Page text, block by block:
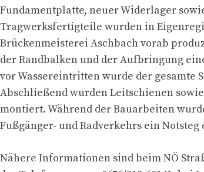
Fundamentplatte, neuer Widerlager
Tragwerksfertigteile wurden in
Brückenmeisterei Aschbach vorab
der Randbalken und der Aufbringung
vor Wassereintritten wurde der gesamte
Abschließend wurden Leitschienen
montiert. Während der Bauarbeiten
Fußgänger- und Radverkehrs ein
Nähere Informationen sind beim NÖ